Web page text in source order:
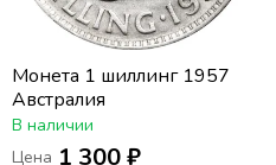
Монета 1 шиллинг 1957
Австралия
В наличии
Цена 1 300 ₽